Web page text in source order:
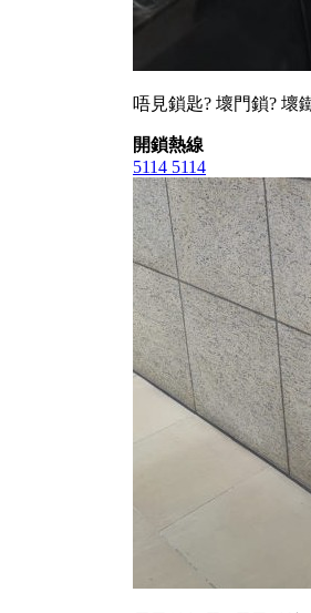
唔見鎖匙? 壞門鎖? 壞
開鎖熱線
5114 5114